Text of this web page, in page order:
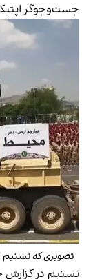
جست‌وجوگر
تصویری که
تسنیم در